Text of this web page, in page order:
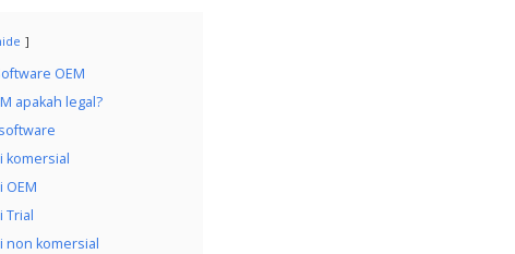
OEM
apakah legal?
komersial
OEM
Trial
non komersial